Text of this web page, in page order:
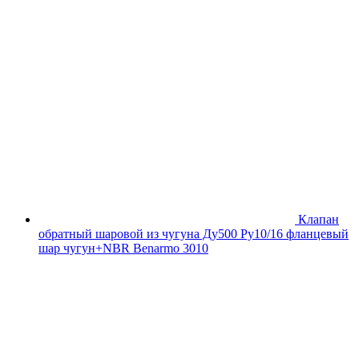
Клапан
обратный шаровой из чугуна Ду500 Ру10/16 фланцевый
шар чугун+NBR Benarmo 3010